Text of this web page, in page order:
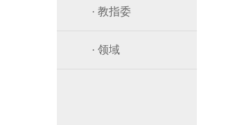
· 教指委
· 领域